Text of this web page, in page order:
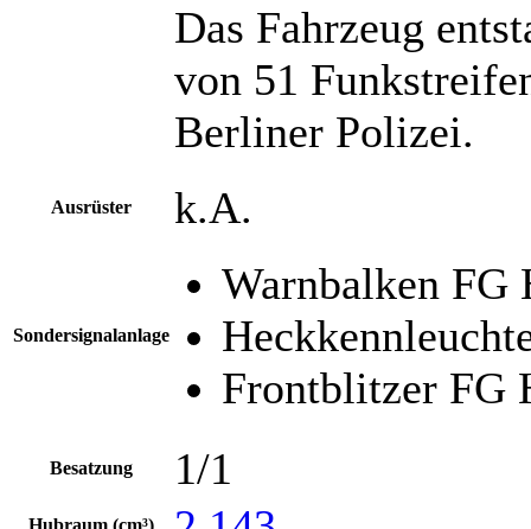
Das Fahrzeug
von 51
Berliner Polizei.
Ausrüster k.A.
Sondersignalanlage
Warnbalken FG
Frontblitzer FG
Besatzung 1/1
Hubraum (cm³)